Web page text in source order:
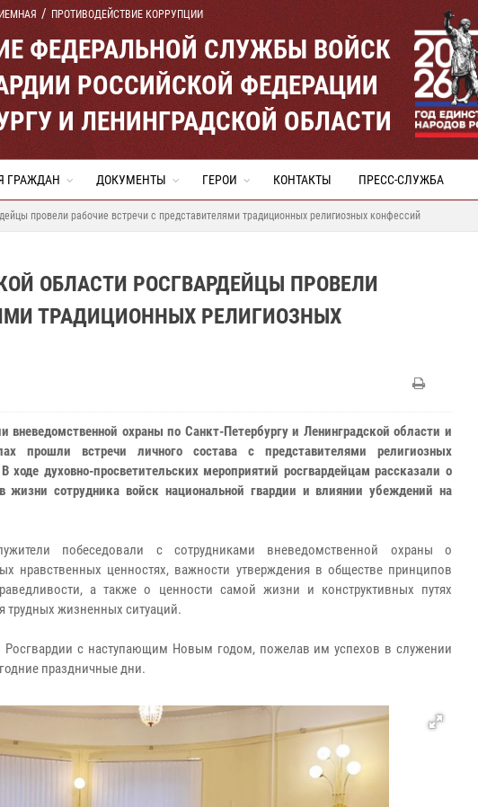
ПРОТИВОДЕЙСТВИЕ КОРРУПЦИИ
ФЕДЕРАЛЬНОЙ СЛУЖБЫ ВОЙСК
РОССИЙСКОЙ ФЕДЕРАЦИИ
И ЛЕНИНГРАДСКОЙ ОБЛАСТИ
ГРАЖДАН ДОКУМЕНТЫ ГЕРОИ КОНТАКТЫ ПРЕСС-СЛУЖБА
провели рабочие встречи с представителями традиционных религиозных конфессий
ОБЛАСТИ РОСГВАРДЕЙЦЫ ПРОВЕЛИ
ТРАДИЦИОННЫХ РЕЛИГИОЗНЫХ
вневедомственной охраны по Санкт-Петербургу и Ленинградской области и
прошли встречи личного состава с представителями религиозных
ходе духовно-просветительских мероприятий росгвардейцам рассказали о
жизни сотрудника войск национальной гвардии и влиянии убеждений на
побеседовали с сотрудниками вневедомственной охраны о
нравственных ценностях, важности утверждения в обществе принципов
а также о ценности самой жизни и конструктивных путях
трудных жизненных ситуаций.
Росгвардии с наступающим Новым годом, пожелав им успехов в служении
праздничные дни.